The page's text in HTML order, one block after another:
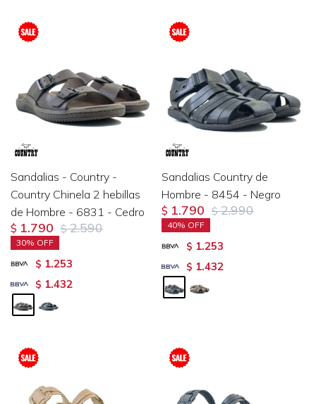
Sandalias - Country -
Country Chinela 2 hebillas
de Hombre - 6831 - Cedro
$ 1.790 $ 2.590
30
$ 1.253
$ 1.432
Sandalias Country de
Hombre - 8454 - Negro
$ 1.790 $ 2.990
40
$ 1.253
$ 1.432